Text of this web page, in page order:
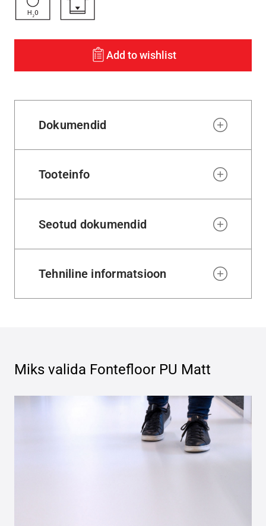
Add to wishlist
Dokumendid
Tooteinfo
Seotud dokumendid
Tehniline informatsioon
Miks valida Fontefloor PU Matt